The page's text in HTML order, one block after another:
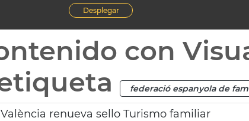
Desplegar
con
federació espanyola de
València renueva sello Turismo familiar